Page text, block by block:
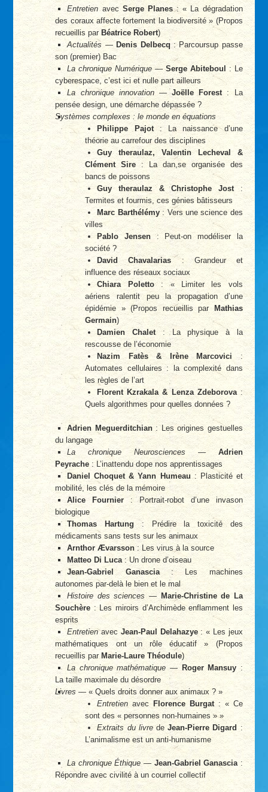
Entretienavec Serge Planes: « La dégradation
des coraux affecte fortement la biodiversité » (Propos
recueillis parBéatrice Robert)
Actualités — Denis Delbecq: Parcoursup passe
son (premier) Bac
La chronique Numérique —Serge Abiteboul
: Le
cyberespace, c’est ici et nulle part ailleurs
La chronique innovation—Joëlle Forest: La
pensée design, une démarche dépassée ?
Systèmes complexes : le monde en équations
Philippe Pajot: La naissance d’une
théorie au carrefour des disciplines
Guy theraulaz, Valentin Lecheval &
Clément Sire: La dan,se organisée des
bancs de poissons
Guy theraulaz & Christophe Jost:
Termites et fourmis, ces génies bâtisseurs
Marc Barthélémy: Vers une science des
villes
Pablo Jensen : Peut-on modéliser la
société ?
David Chavalarias: Grandeur et
influence des réseaux sociaux
Chiara Poletto: « Limiter les vols
aériens ralentit peu la propagation d’une
épidémie » (Propos recueillis par Mathias
Germain)
Damien Chalet: La physique à la
rescousse de l’économie
Nazim Fatès & Irène Marcovici :
Automates cellulaires : la complexité dans
les règles de l’art
Florent Kzrakala & Lenza Zdeborova:
Quels algorithmes pour quelles données ?
Adrien Meguerditchian: Les origines gestuelles
du langage
La chronique Neurosciences — Adrien
Peyrache : L’inattendu dope nos apprentissages
Daniel Choquet & Yann Humeau : Plasticité et
mobilité, les clés de la mémoire
Alice Fournier : Portrait-robot d’une invason
biologique
Thomas Hartung : Prédire la toxicité des
médicaments sans tests sur les animaux
Arnthor Ævarsson: Les virus à la source
Matteo Di Luca : Un drone d’oiseau
Jean-Gabriel Ganascia: Les machines
autonomes par-delà le bien et le mal
Histoire des sciences— Marie-Christine de La
Souchère : Les miroirs d’Archimède enflamment les
esprits
EntretienavecJean-Paul Delahazye: « Les jeux
mathématiques ont un rôle éducatif » (Propos
recueillis par Marie-Laure Théodule)
La chronique mathématique — Roger Mansuy :
La taille maximale du désordre
Livres — « Quels droits donner aux animaux ? »
Entretien avec Florence Burgat: « Ce
sont des « personnes non-humaines » »
Extraits du livredeJean-Pierre Digard :
L’animalisme est un anti-humanisme
La chronique Éthique —Jean-Gabriel Ganascia:
Répondre avec civilité à un courriel collectif